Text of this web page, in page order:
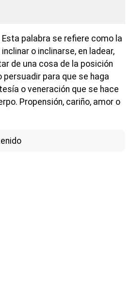
palabra se refiere como la
o inclinarse, en ladear,
de una cosa de la posición
persuadir para que se haga
o veneración que se hace
Propensión, cariño, amor o